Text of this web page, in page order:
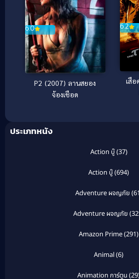
6.0
P2 (2007) ลานสยอง
จ้องเชือด
6.2
เสื
ประเภทหนัง
Action บู๊(37)
Action บู๊(694)
Adventure ผจญภัย
Adventure ผจญภัย
Amazon Prime(291)
Animal(6)
Animation การ์ตูน